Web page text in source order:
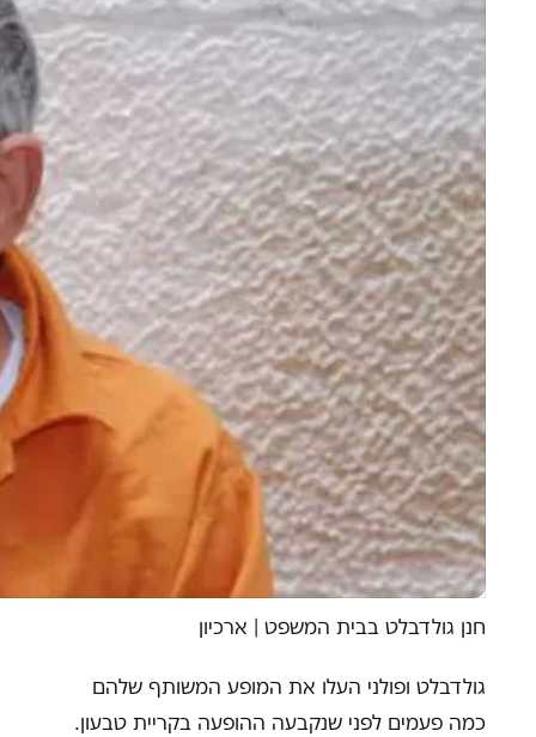
חנן גולדבלט בבית המשפט | ארכיון
גולדבלט ופולני העלו את המופע המשותף שלהם
כמה פעמים לפני שנקבעה ההופעה בקריית טבעון.